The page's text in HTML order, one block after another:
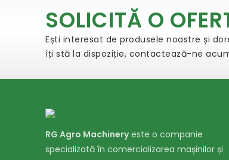
SOLICITĂ O
Ești interesat de produsele noastre și
îți stă la dispoziție, contactează-ne
RG Agro Machineryeste o companie
specializată în comercializarea mașinilor și